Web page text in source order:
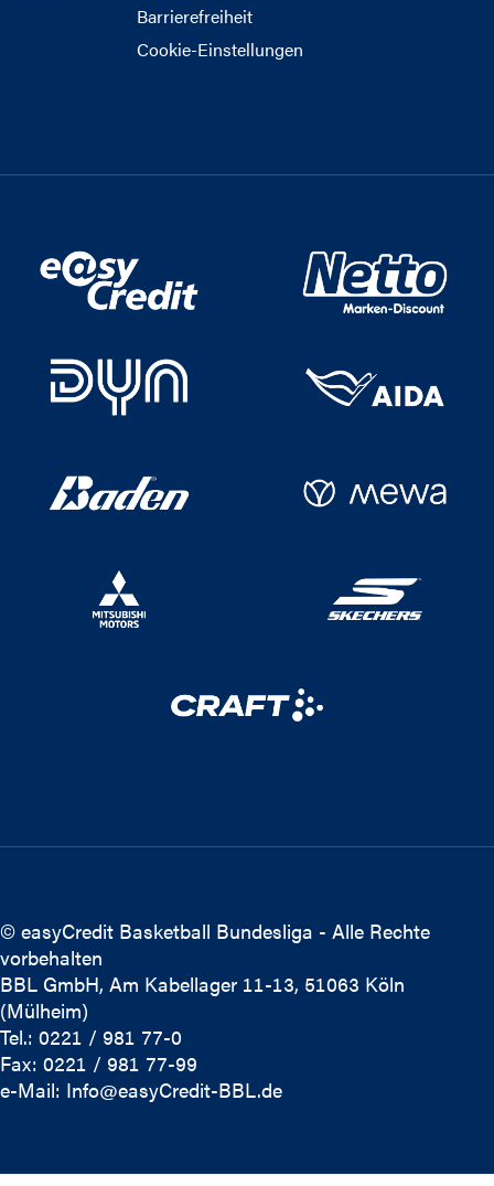
Barrierefreiheit
Cookie-Einstellungen
© easyCredit Basketball Bundesliga - Alle Rechte
vorbehalten
BBL GmbH, Am Kabellager 11-13, 51063 Köln
(Mülheim)
Tel.: 0221 / 981 77-0
Fax: 0221 / 981 77-99
e-Mail: Info@easyCredit-BBL.de